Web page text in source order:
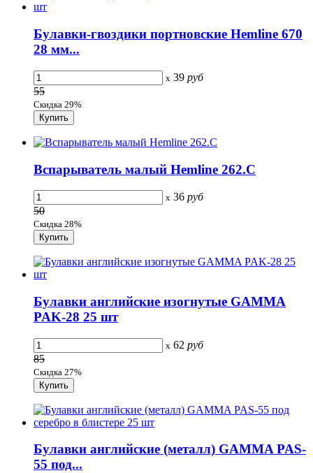
Булавки-гвоздики портновские Hemline 670
28 мм...
x 39 руб
55
Скидка 29%
Вспарыватель малый Hemline 262.C
x 36 руб
50
Скидка 28%
Булавки английские изогнутые GAMMA
PAK-28 25 шт
x 62 руб
85
Скидка 27%
Булавки английские (металл) GAMMA PAS-
55 под...